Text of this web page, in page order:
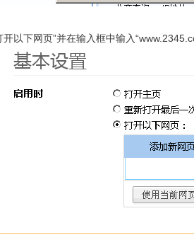
开以下网页”并在输入框中输入